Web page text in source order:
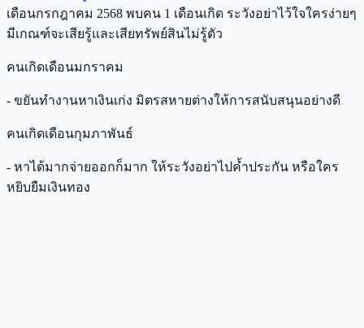
เดือนกรกฎาคม 2568 พบคน 1 เดือนเกิด ระวังอย่าไว้ใจใครง่ายๆ
มีเกณฑ์จะเสียรู้และเสียทรัพย์สินไม่รู้ตัว
คนเกิดเดือนมกราคม
- ขยันทำงานหาเงินเก่ง มิตรสหายต่างให้การสนับสนุนอย่างดี
คนเกิดเดือนกุมภาพันธ์
- หาได้มากจ่ายออกก็มาก ให้ระวังอย่าไปค้ำประกัน หรือใคร
หยิบยืมเงินทอง